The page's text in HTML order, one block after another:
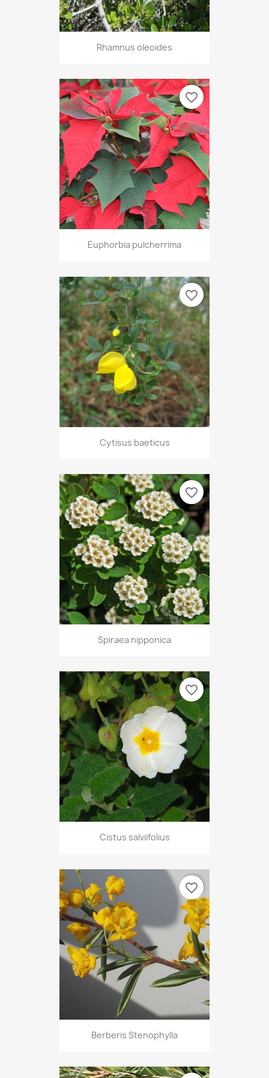
Rhamnus oleoides
Euphorbia pulcherrima
favorite_border
Cytisus baeticus
favorite_border
Spiraea nipponica
favorite_border
Cistus salviifolius
favorite_border
Berberis Stenophylla
favorite_border